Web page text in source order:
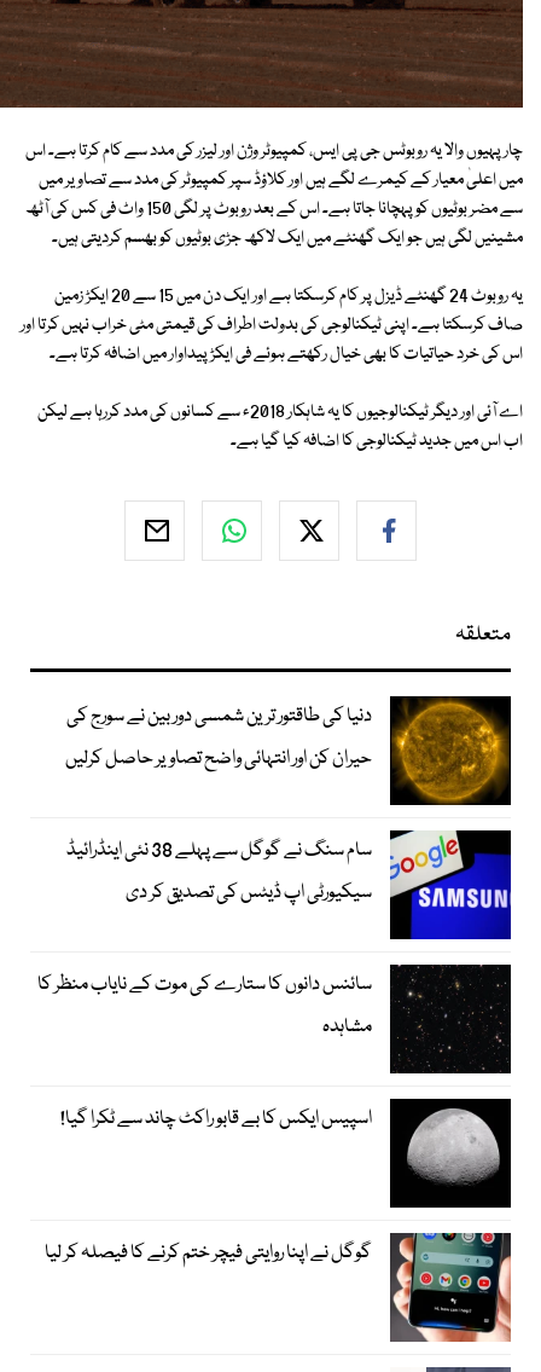
چار پہیوں والا یہ روبوٹس جی پی ایس، کمپیوٹر وژن اور لیزر کی مدد سے کام کرتا ہے۔ اس
میں اعلیٰ معیار کے کیمرے لگے ہیں اور کلاؤڈ سپر کمپیوٹر کی مدد سے تصاویر میں
سے مضر بوٹیوں کو پہچانا جاتا ہے۔ اس کے بعد روبوٹ پر لگی 150 واٹ فی کس کی آٹھ
مشینیں لگی ہیں جو ایک گھنٹے میں ایک لاکھ جڑی بوٹیوں کو بھسم کردیتی ہیں۔
یہ روبوٹ 24 گھنٹے ڈیزل پر کام کرسکتا ہے اور ایک دن میں 15 سے 20 ایکڑ زمین
صاف کرسکتا ہے۔ اپنی ٹیکنالوجی کی بدولت اطراف کی قیمتی مٹی خراب نہیں کرتا اور
اس کی خرد حیاتیات کا بھی خیال رکھتے ہوئے فی ایکڑ پیداوار میں اضافہ کرتا ہے۔
اے آئی اور دیگر ٹیکنالوجیوں کا یہ شاہکار 2018ء سے کسانوں کی مدد کررہا ہے لیکن
اب اس میں جدید ٹیکنالوجی کا اضافہ کیا گیا ہے۔
متعلقہ
دنیا کی طاقتور ترین شمسی دوربین نے سورج کی
حیران کن اور انتہائی واضح تصاویر حاصل کرلیں
سام سنگ نے گوگل سے پہلے 38 نئی اینڈرائیڈ
سیکیورٹی اپ ڈیٹس کی تصدیق کر دی
سائنس دانوں کا ستارے کی موت کے نایاب منظر کا
مشاہدہ
اسپیس ایکس کا بے قابو راکٹ چاند سے ٹکرا گیا!
گوگل نے اپنا روایتی فیچر ختم کرنے کا فیصلہ کر لیا